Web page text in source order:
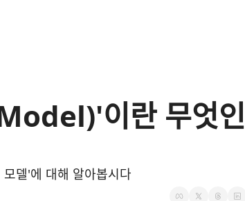
무엇인
대해 알아봅시다